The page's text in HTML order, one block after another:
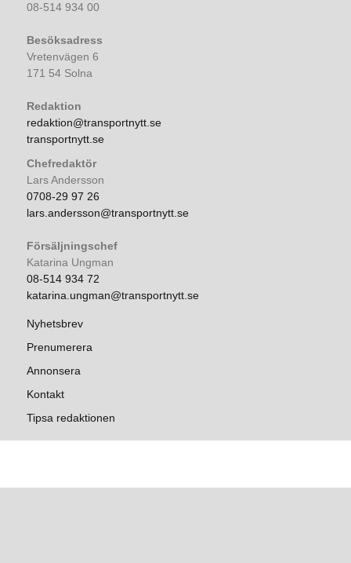
08-514 934 00
Besöksadress
Vretenvägen 6
171 54 Solna
Redaktion
redaktion@transportnytt.se
transportnytt.se
Chefredaktör
Lars Andersson
0708-29 97 26
lars.andersson@transportnytt.se
Försäljningschef
Katarina Ungman
08-514 934 72
katarina.ungman@transportnytt.se
Nyhetsbrev
Prenumerera
Annonsera
Kontakt
Tipsa redaktionen